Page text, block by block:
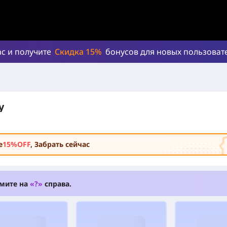
и получите Скидка 15% бонусов для новых
15%OFF, Забрать сейчас
на «?» справа.